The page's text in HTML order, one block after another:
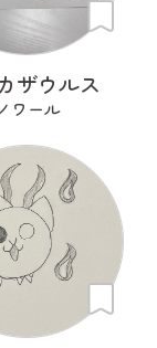
ザウルス
ワール